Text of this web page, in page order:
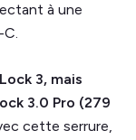
à une
3, mais
3.0 Pro (279
cette serrure,